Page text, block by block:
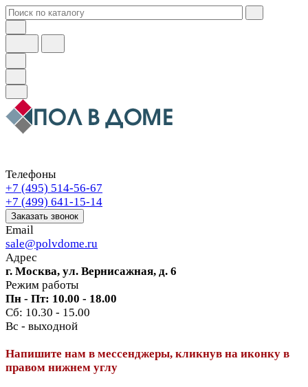
Телефоны
+7 (495) 514-56-67
+7 (499) 641-15-14
Заказать звонок
Email
sale@polvdome.ru
Адрес
г. Москва, ул. Вернисажная, д. 6
Режим работы
Пн - Пт: 10.00 - 18.00
Сб: 10.30 - 15.00
Вс - выходной
Напишите нам в мессенджеры, кликнув на иконку в
правом нижнем углу